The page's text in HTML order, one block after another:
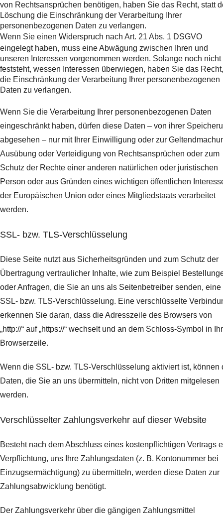
von Rechtsansprüchen benötigen, haben Sie das Recht, statt
Löschung die Einschränkung der Verarbeitung Ihrer
personenbezogenen Daten zu verlangen.
Wenn Sie einen Widerspruch nach Art. 21 Abs. 1 DSGVO
eingelegt haben, muss eine Abwägung zwischen Ihren und
unseren Interessen vorgenommen werden. Solange noch nicht
feststeht, wessen Interessen überwiegen, haben Sie das Recht,
die Einschränkung der Verarbeitung Ihrer personenbezogenen
Daten zu verlangen.
Wenn Sie die Verarbeitung Ihrer personenbezogenen Daten
eingeschränkt haben, dürfen diese Daten – von ihrer
abgesehen – nur mit Ihrer Einwilligung oder zur
Ausübung oder Verteidigung von Rechtsansprüchen oder zum
Schutz der Rechte einer anderen natürlichen oder juristischen
Person oder aus Gründen eines wichtigen öffentlichen
der Europäischen Union oder eines Mitgliedstaats verarbeitet
werden.
SSL- bzw. TLS-Verschlüsselung
Diese Seite nutzt aus Sicherheitsgründen und zum Schutz der
Übertragung vertraulicher Inhalte, wie zum Beispiel
oder Anfragen, die Sie an uns als Seitenbetreiber senden, eine
SSL- bzw. TLS-Verschlüsselung. Eine verschlüsselte
erkennen Sie daran, dass die Adresszeile des Browsers von
„http://“ auf „https://“ wechselt und an dem Schloss-Symbol in
Browserzeile.
Wenn die SSL- bzw. TLS-Verschlüsselung aktiviert ist, können
Daten, die Sie an uns übermitteln, nicht von Dritten mitgelesen
werden.
Verschlüsselter Zahlungsverkehr auf dieser Website
Besteht nach dem Abschluss eines kostenpflichtigen Vertrags
Verpflichtung, uns Ihre Zahlungsdaten (z. B. Kontonummer bei
Einzugsermächtigung) zu übermitteln, werden diese Daten zur
Zahlungsabwicklung benötigt.
Der Zahlungsverkehr über die gängigen Zahlungsmittel